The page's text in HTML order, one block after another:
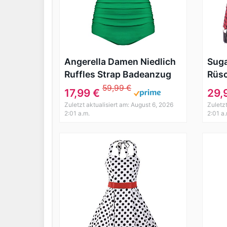
Angerella Damen Niedlich
Ruffles Strap Badeanzug
Crop Top Flounce Bikini
(EU46-48=Tag Size 5XL,
Weiß)
17,99 € 59,99 €
Zuletzt aktualisiert am: August 6, 2026
2:01 a.m.
2:01